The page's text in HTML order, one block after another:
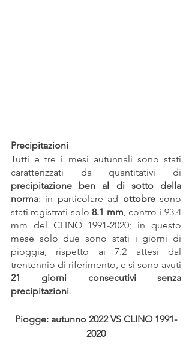
Precipitazioni
Tutti e tre i mesi autunnali sono stati
precipitazione ben al di sotto della
norma: in particolare ad ottobre sono
stati registrati solo 8.1 mm, contro i 93.4
mm del CLINO 1991-2020; in questo
mese solo due sono stati i giorni di
pioggia, rispetto ai 7.2 attesi dal
21 giorni consecutivi senza
precipitazioni.
Piogge: autunno 2022 VS CLINO 1991-
2020